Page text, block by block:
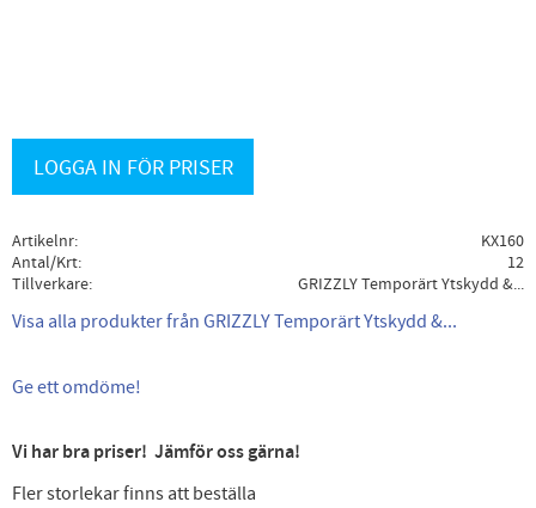
LOGGA IN FÖR PRISER
Artikelnr
KX160
Antal/Krt
12
Tillverkare
GRIZZLY Temporärt Ytskydd &...
Visa alla produkter från GRIZZLY Temporärt Ytskydd &...
Ge ett omdöme!
Vi har bra priser! Jämför oss gärna!
Fler storlekar finns att beställa